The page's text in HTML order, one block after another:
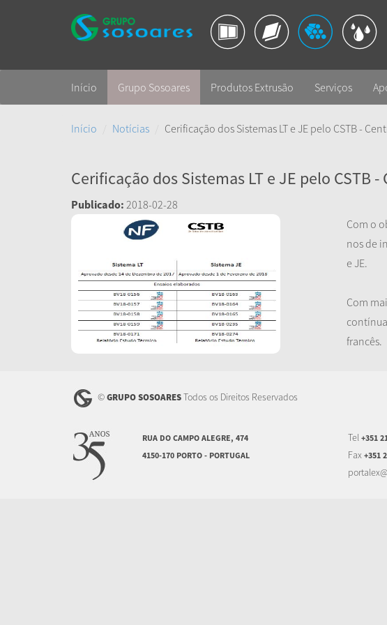
Início Grupo Sosoares Produtos Extrusão Serviços
Início Notícias Cerificação dos Sistemas LT e JE pelo CSTB -
Cerificação dos Sistemas LT e JE pelo
Publicado: 2018-02-28
Com o
nos de
e JE.
Com
francês.
©GRUPO SOSOARESTodos os Direitos Reservados
RUA DO CAMPO ALEGRE, 474
4150-170 PORTO - PORTUGAL
Tel +351
Fax +351